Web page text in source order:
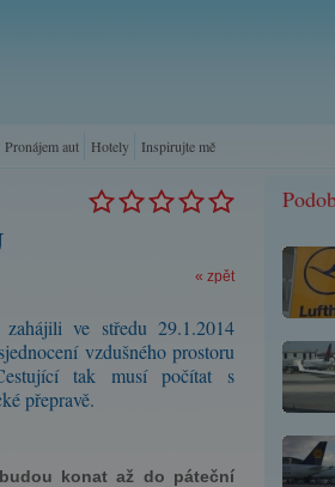
Pronájem aut Hotely Inspirujte mě
« zpět
ve středu 29.1.2014
vzdušného prostoru
tak musí počítat s
přepravě.
konat až do páteční